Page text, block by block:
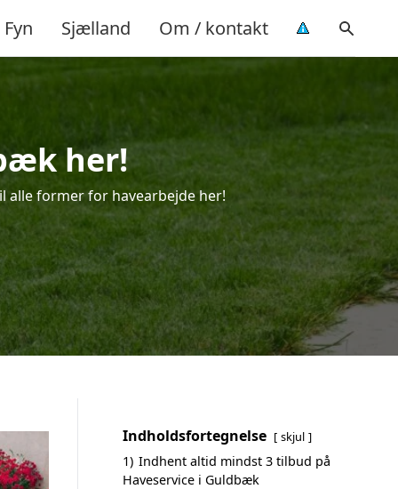
Fyn Sjælland Om / kontakt
her!
alle former for havearbejde her!
Indholdsfortegnelse skjul
1) Indhent altid mindst 3 tilbud på
Haveservice i Guldbæk